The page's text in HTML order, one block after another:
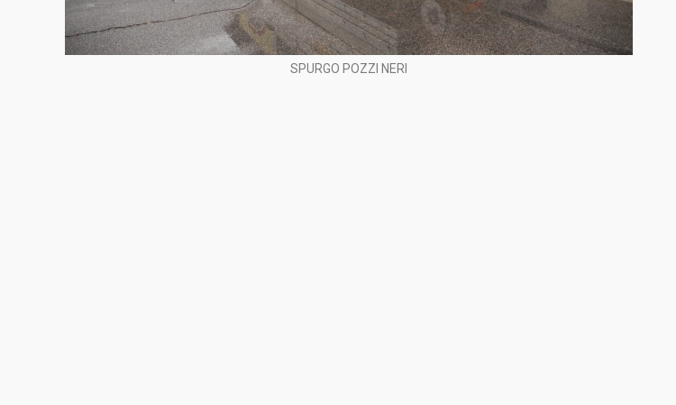
SPURGO POZZI NERI